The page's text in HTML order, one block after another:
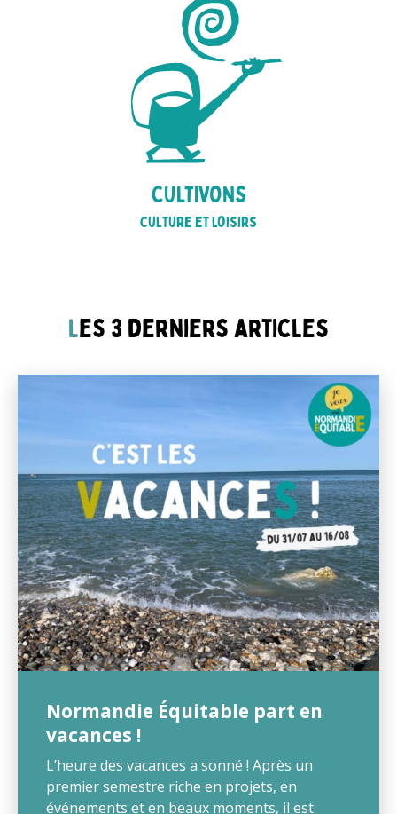
CULTIVONS
Culture et loisirs
Les 3 derniers articles
Normandie Équitable part en
vacances !
L’heure des vacances a sonné ! Après un
premier semestre riche en projets, en
événements et en beaux moments, il est